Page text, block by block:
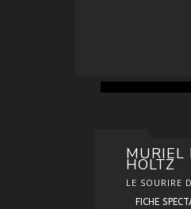
MURIEL
HOLTZ
LE SOURIRE
FICHE